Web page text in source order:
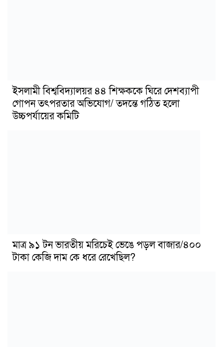
ইসলামী বিশ্ববিদ্যালয়র ৪৪ শিক্ষককে ঘিরে দেশব্যাপী
গোপন তৎপরতার অভিযোগ/ তদন্তে গঠিত হলো
উচ্চপর্যায়ের কমিটি
মাত্র ৯১ টন ভারতীয় মরিচেই ভেঙে পড়ল বাজার/৪০০
টাকা কেজি দাম কে ধরে রেখেছিল?